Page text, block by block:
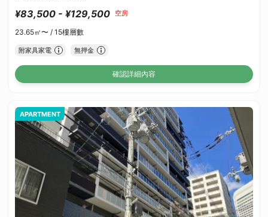
¥83,500 - ¥129,500 空房
23.65㎡〜 / 15樓層數
附家具家電 無押金
確認詳細內容
APARTMENT